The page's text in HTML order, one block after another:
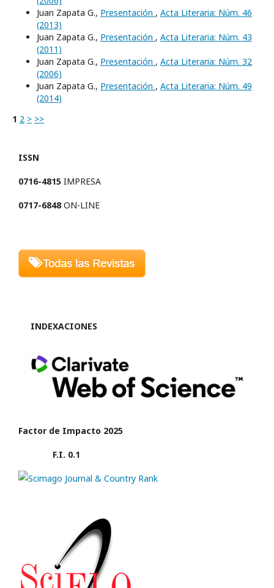
Juan Zapata G., Presentación , Acta Literaria: Núm. 46
(2013)
Juan Zapata G., Presentación , Acta Literaria: Núm. 43
(2011)
Juan Zapata G., Presentación , Acta Literaria: Núm. 32
(2006)
Juan Zapata G., Presentación , Acta Literaria: Núm. 49
(2014)
1 2 > >>
ISSN
0716-4815 IMPRESA
0717-6848ON-LINE
INDEXACIONES
Factor de Impacto 2025
F.I. 0.1